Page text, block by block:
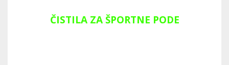
ČISTILA ZA ŠPORTNE PODE